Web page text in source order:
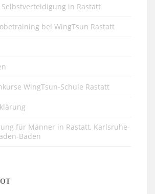
in Rastatt
bei WingTsun Rastatt
WingTsun-Schule Rastatt
für Männer in Rastatt, Karlsruhe-
Baden